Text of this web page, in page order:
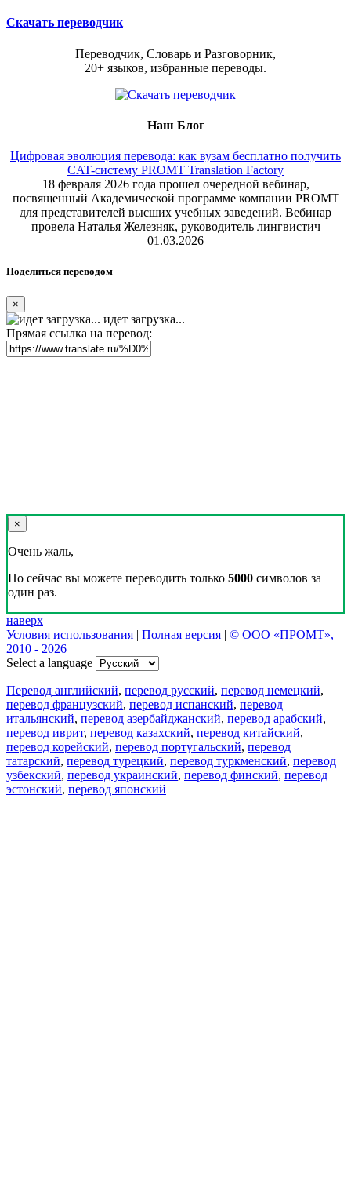
Скачать переводчик
Переводчик, Словарь и Разговорник,
20+ языков, избранные переводы.
Наш Блог
Цифровая эволюция перевода: как вузам бесплатно получить
CAT-систему PROMT Translation Factory
18 февраля 2026 года прошел очередной вебинар,
посвященный Академической программе компании PROMT
для представителей высших учебных заведений. Вебинар
провела Наталья Железняк, руководитель лингвистич
01.03.2026
Поделиться переводом
×
идет загрузка...
Прямая ссылка на перевод:
×
Очень жаль,
Но сейчас вы можете переводить только 5000 символов за
один раз.
наверх
Условия использования | Полная версия | © ООО «ПРОМТ»,
2010 - 2026
Select a language
Перевод английский, перевод русский, перевод немецкий,
перевод французский, перевод испанский, перевод
итальянский, перевод азербайджанский, перевод арабский,
перевод иврит, перевод казахский, перевод китайский,
перевод корейский, перевод португальский, перевод
татарский, перевод турецкий, перевод туркменский, перевод
узбекский, перевод украинский, перевод финский, перевод
эстонский, перевод японский